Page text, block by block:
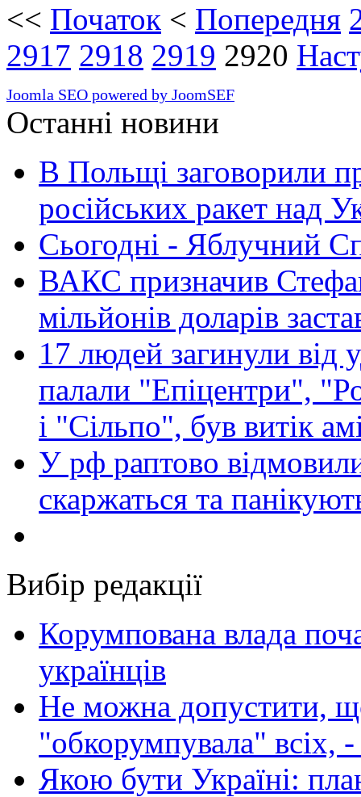
<< Початок < Попередня
2917 2918 2919 2920
Joomla SEO powered by JoomSEF
Останні новини
В Польщі заговорили
російських ракет над
Сьогодні - Яблучний
ВАКС призначив
мільйонів доларів
17 людей загинули від
палали "Епіцентри",
і "Сільпо", був витік
У рф раптово
скаржаться та
Вибір редакції
Корумпована влада
українців
Не можна допустити,
"обкорумпувала" всіх,
Якою бути Україні: